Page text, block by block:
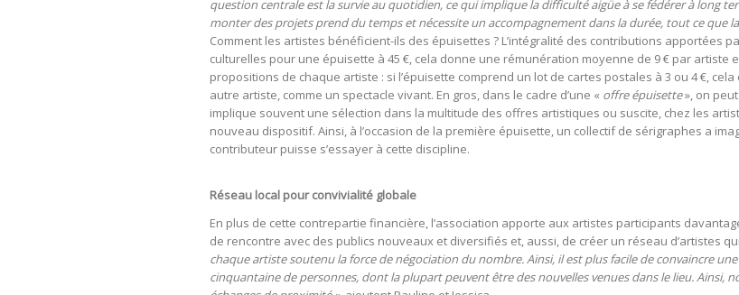
question centrale est la survie au quotidien, ce qui implique la difficulté aigüe à se fédérer à long
monter des projets prend du temps et nécessite un accompagnement dans la durée, tout ce que
Comment les artistes bénéficient-ils des épuisettes ? L’intégralité des contributions apportées
culturelles pour une épuisette à 45 €, cela donne une rémunération moyenne de 9 € par
propositions de chaque artiste : si l’épuisette comprend un lot de cartes postales à 3 ou 4 €,
autre artiste, comme un spectacle vivant. En gros, dans le cadre d’une « offre épuisette», on
implique souvent une sélection dans la multitude des offres artistiques ou suscite, chez les
nouveau dispositif. Ainsi, à l’occasion de la première épuisette, un collectif de sérigraphes a
contributeur puisse s’essayer à cette discipline.
Réseau local pour convivialité globale
En plus de cette contrepartie financière, l’association apporte aux artistes participants
de rencontre avec des publics nouveaux et diversifiés et, aussi, de créer un réseau d’artistes
chaque artiste soutenu la force de négociation du nombre. Ainsi, il est plus facile de convaincre
cinquantaine de personnes, dont la plupart peuvent être des nouvelles venues dans le lieu. Ainsi,